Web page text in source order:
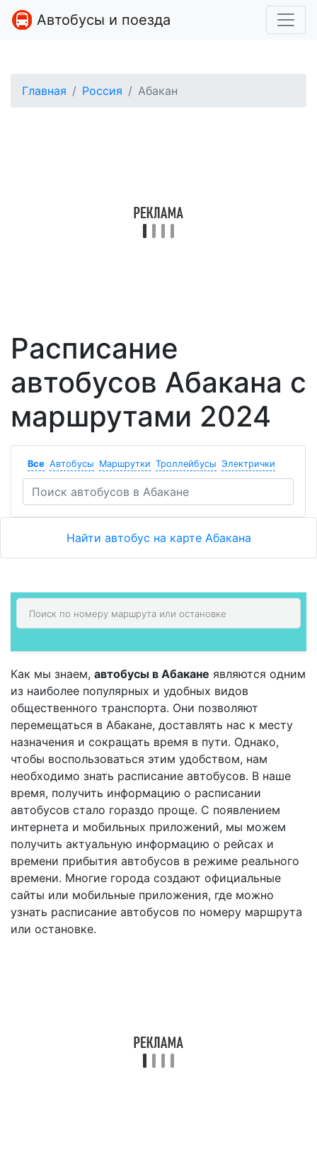
Автобусы и поезда
Главная Россия Абакан
Расписание
автобусов Абакана с
маршрутами 2024
Все Автобусы Маршрутки Троллейбусы Электрички
Найти автобус на карте Абакана
Как мы знаем, автобусы в Абакане являются одним
из наиболее популярных и удобных видов
общественного транспорта. Они позволяют
перемещаться в Абакане, доставлять нас к месту
назначения и сокращать время в пути. Однако,
чтобы воспользоваться этим удобством, нам
необходимо знать расписание автобусов. В наше
время, получить информацию о расписании
автобусов стало гораздо проще. С появлением
интернета и мобильных приложений, мы можем
получить актуальную информацию о рейсах и
времени прибытия автобусов в режиме реального
времени. Многие города создают официальные
сайты или мобильные приложения, где можно
узнать расписание автобусов по номеру маршрута
или остановке.